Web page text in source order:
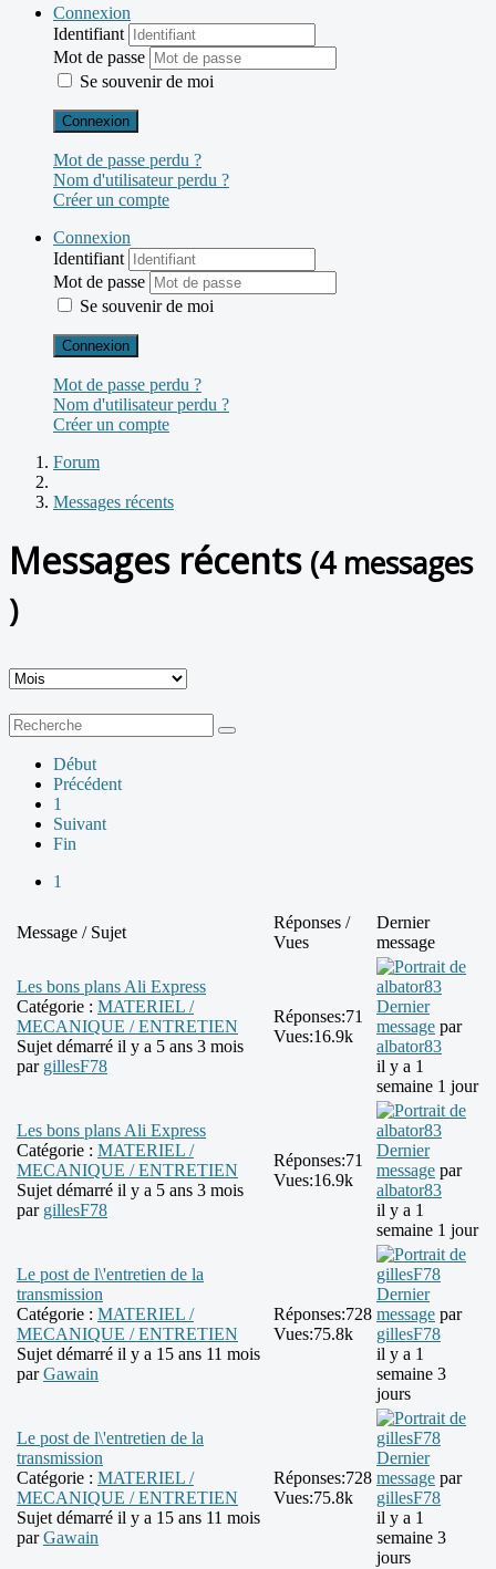
Connexion
Identifiant
Mot de passe
Se souvenir de moi
Connexion
Mot de passe perdu ?
Nom d'utilisateur perdu ?
Créer un compte
Connexion
Identifiant
Mot de passe
Se souvenir de moi
Connexion
Mot de passe perdu ?
Nom d'utilisateur perdu ?
Créer un compte
Forum
Messages récents
Messages récents (4 messages
)
Début
Précédent
1
Suivant
Fin
1
Message / Sujet
Réponses /
Vues
Dernier
message
Les bons plans Ali Express
Catégorie : MATERIEL /
MECANIQUE / ENTRETIEN
Sujet démarré il y a 5 ans 3 mois
par gillesF78
Réponses:71
Vues:16.9k
Dernier
message par
albator83
il y a 1
semaine 1 jour
Les bons plans Ali Express
Catégorie : MATERIEL /
MECANIQUE / ENTRETIEN
Sujet démarré il y a 5 ans 3 mois
par gillesF78
Réponses:71
Vues:16.9k
Dernier
message par
albator83
il y a 1
semaine 1 jour
Le post de l\'entretien de la
transmission
Catégorie : MATERIEL /
MECANIQUE / ENTRETIEN
Sujet démarré il y a 15 ans 11 mois
parGawain
Réponses:728
Vues:75.8k
Dernier
message par
gillesF78
il y a 1
semaine 3
jours
Le post de l\'entretien de la
transmission
Catégorie : MATERIEL /
MECANIQUE / ENTRETIEN
Sujet démarré il y a 15 ans 11 mois
parGawain
Réponses:728
Vues:75.8k
Dernier
message par
gillesF78
il y a 1
semaine 3
jours